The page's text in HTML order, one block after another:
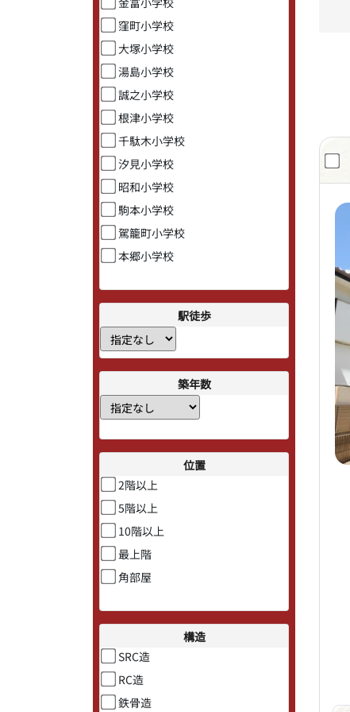
窪町小学校
大塚小学校
湯島小学校
誠之小学校
根津小学校
千駄木小学校
汐見小学校
昭和小学校
駒本小学校
駕籠町小学校
本郷小学校
駅徒歩
築年数
位置
2階以上
5階以上
10階以上
最上階
角部屋
構造
SRC造
RC造
鉄骨造